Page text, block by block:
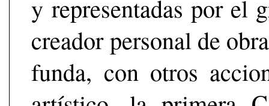
y representadas por el
creador personal de
funda, con otros